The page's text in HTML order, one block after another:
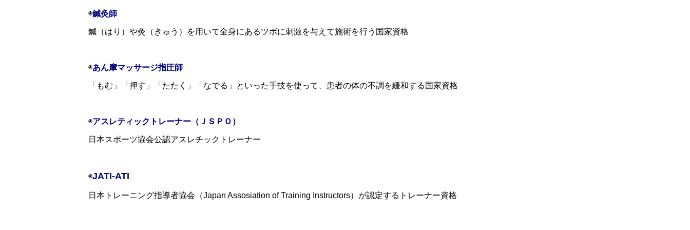
◉鍼灸師
鍼（はり）や灸（きゅう）を用いて全身にあるツボに刺激を与えて施術を行う国家資格
◉あん摩マッサージ指圧師
「もむ」「押す」「たたく」「なでる」といった手技を使って、患者の体の不調を緩和する国家資格
⁡⁡◉アスレティックトレーナー（ＪＳＰＯ）
日本スポーツ協会公認アスレチックトレーナー⁡
◉JATI-ATI
日本トレーニング指導者協会（Japan Assosiation of Training Instructors）が認定するトレーナー資格